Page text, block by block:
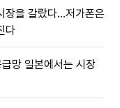
장을 갈랐다…저가폰은
다
망 일본에서는 시장